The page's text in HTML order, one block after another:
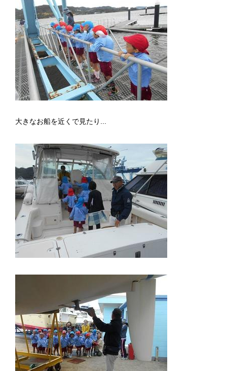
大きなお船を近くで見たり...